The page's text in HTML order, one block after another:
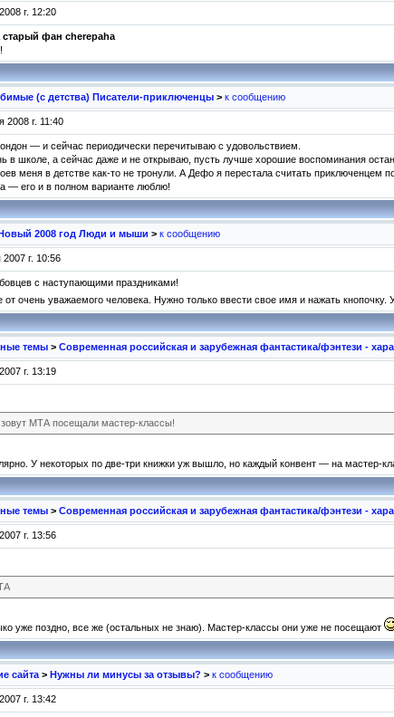
г. 12:20
старый фан cherepaha
(с детства) Писатели-приключенцы > к сообщению
2008 г. 11:40
— и сейчас периодически перечитываю с удовольствием.
в школе, а сейчас даже и не открываю, пусть лучше хорошие воспоминания
меня в детстве как-то не тронули. А Дефо я перестала считать приключенцем
— его и в полном варианте люблю!
Новый 2008 год Люди и мыши > к сообщению
г. 10:56
с наступающими праздниками!
от очень уважаемого человека. Нужно только ввести свое имя и нажать кнопочку.
темы > Современная российская и зарубежная фантастика/фэнтези -
г. 13:19
зовут МТА посещали мастер-классы!
У некоторых по две-три книжки уж вышло, но каждый конвент — на мастер-
темы > Современная российская и зарубежная фантастика/фэнтези -
г. 13:56
уже поздно, все же (остальных не знаю). Мастер-классы они уже не посещают
сайта > Нужны ли минусы за отзывы? > к сообщению
г. 13:42